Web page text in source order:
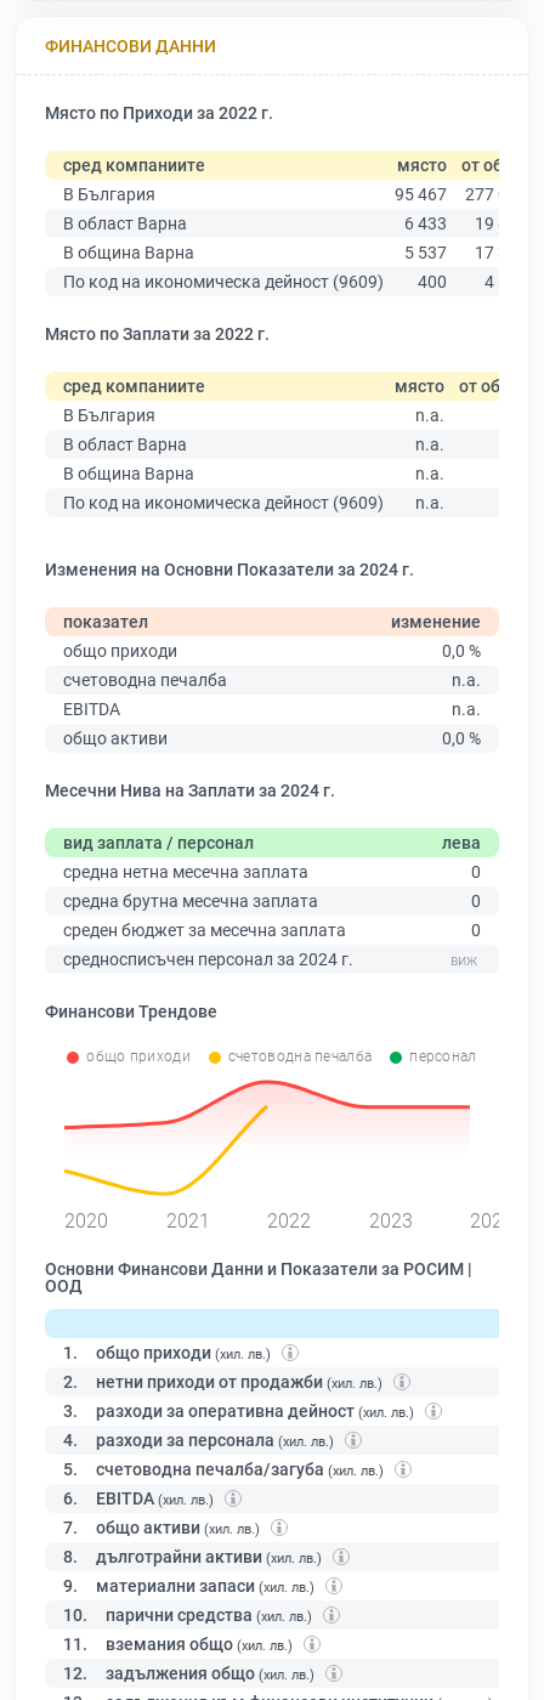
ФИНАНСОВИ ДАННИ
Място по Приходи за 2022 г.
сред компаниите място от общо
В България
95 467
277 019
В област Варна
6 433
19 882
В община Варна
5 537
17 349
По код на икономическа дейност (9609)
400 4 619
Място по Заплати за 2022 г.
сред компаниите място от общо
В България
n.a.
В област Варна
n.a.
В община Варна
n.a.
По код на икономическа дейност (9609)
n.a.
Изменения на Основни Показатели за 2024 г.
показател
изменение
общо приходи
0,0 %
счетоводна печалба
n.a.
EBITDA
n.a.
общо активи
0,0 %
Месечни Нива на Заплати за 2024 г.
вид заплата / персонал
лева
средна нетна месечна заплата
0
средна брутна месечна заплата
0
среден бюджет за месечна заплата
0
средносписъчен персонал за 2024 г.
Финансови Трендове
общо приходи счетоводна печалба персонал
2020 2021 2022 2023 2024
Основни Финансови Данни и Показатели за РОСИМ |
ООД
1. общо приходи (хил. лв.)
2. нетни приходи от продажби (хил. лв.)
3. разходи за оперативна дейност (хил. лв.)
4. разходи за персонала (хил. лв.)
5. счетоводна печалба/загуба (хил. лв.)
6. EBITDA (хил. лв.)
7. общо активи (хил. лв.)
8. дълготрайни активи (хил. лв.)
9. материални запаси (хил. лв.)
10. парични средства (хил. лв.)
11. вземания общо (хил. лв.)
12. задължения общо (хил. лв.)